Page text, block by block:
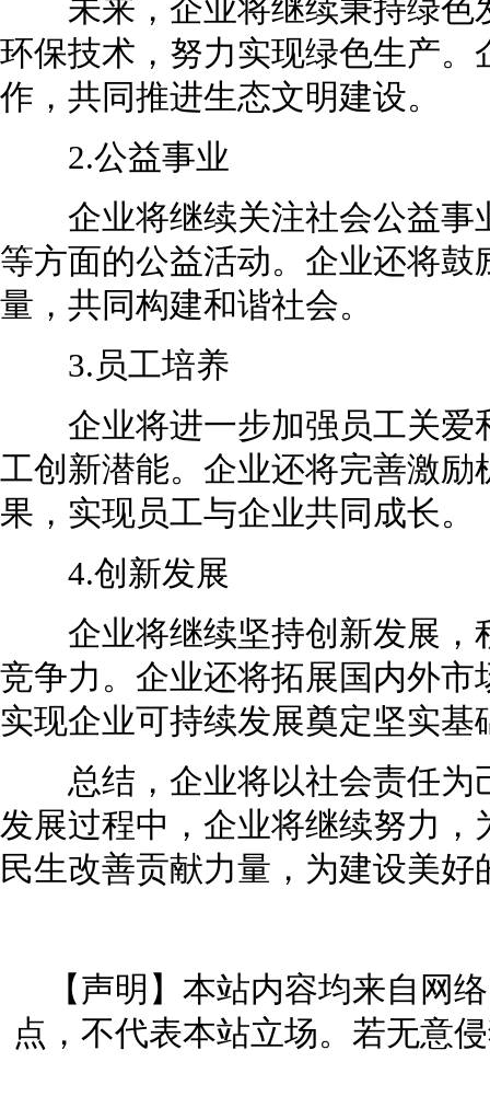
未来，企业将继续秉持绿色
环保技术，努力实现绿色生产
作，共同推进生态文明建设。
2.公益事业
企业将继续关注社会公益事
等方面的公益活动。企业还将
量，共同构建和谐社会。
3.员工培养
企业将进一步加强员工关爱
工创新潜能。企业还将完善激
果，实现员工与企业共同成长。
4.创新发展
企业将继续坚持创新发展，
竞争力。企业还将拓展国内外
实现企业可持续发展奠定坚实基
总结，企业将以社会责任为
发展过程中，企业将继续努力
民生改善贡献力量，为建设美
【声明】本站内容均来自网
点，不代表本站立场。若无意